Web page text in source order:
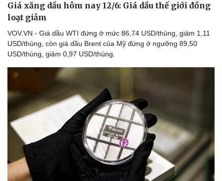
Giá xăng dầu hôm nay 12/6: Giá dầu thế giới đồng
loạt giảm
VOV.VN - Giá dầu WTI đứng ở mức 86,74 USD/thùng, giảm 1,11
USD/thùng, còn giá dầu Brent của Mỹ đứng ở ngưỡng 89,50
USD/thùng, giảm 0,97 USD/thùng.